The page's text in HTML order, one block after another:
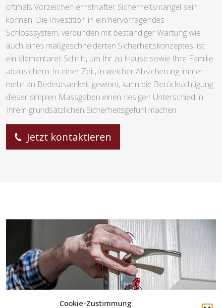
Cookie-Zustimmung
oftmals Vorzeichen ernsthafter Sicherheitsmängel sein
können. Die Investition in ein hervorragendes
Schlosssystem, verbunden mit beständiger Wartung wie
auch eines maßgeschneiderten Sicherheitskonzeptes, ist
ein elementarer Schritt, um Ihr zu Hause sowie Ihre Familie
abzusichern. In einer Zeit, in welcher Absicherung immer
mehr an Bedeutsamkeit gewinnt, kann die Berücksichtigung
dieser simplen Massgaben einen riesigen Unterschied in
Ihrem grundsätzlichen Sicherheitsgefühl machen.
Jetzt kontaktieren